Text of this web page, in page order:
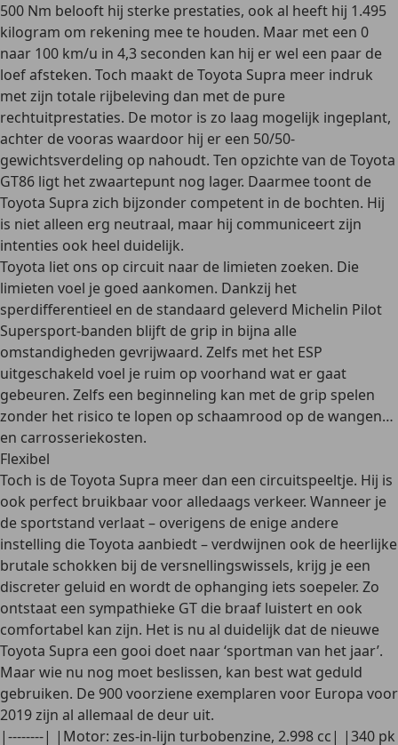
500 Nm belooft hij sterke prestaties, ook al heeft hij 1.495
kilogram om rekening mee te houden. Maar met een 0
naar 100 km/u in 4,3 seconden kan hij er wel een paar de
loef afsteken. Toch maakt de Toyota Supra meer indruk
met zijn totale rijbeleving dan met de pure
rechtuitprestaties. De motor is zo laag mogelijk ingeplant,
achter de vooras waardoor hij er een 50/50-
gewichtsverdeling op nahoudt. Ten opzichte van de Toyota
GT86 ligt het zwaartepunt nog lager. Daarmee toont de
Toyota Supra zich bijzonder competent in de bochten. Hij
is niet alleen erg neutraal, maar hij communiceert zijn
intenties ook heel duidelijk.
Toyota liet ons op circuit naar de limieten zoeken. Die
limieten voel je goed aankomen. Dankzij het
sperdifferentieel en de standaard geleverd Michelin Pilot
Supersport-banden blijft de grip in bijna alle
omstandigheden gevrijwaard. Zelfs met het ESP
uitgeschakeld voel je ruim op voorhand wat er gaat
gebeuren. Zelfs een beginneling kan met de grip spelen
zonder het risico te lopen op schaamrood op de wangen…
en carrosseriekosten.
Flexibel
Toch is de Toyota Supra meer dan een circuitspeeltje. Hij is
ook perfect bruikbaar voor alledaags verkeer. Wanneer je
de sportstand verlaat – overigens de enige andere
instelling die Toyota aanbiedt – verdwijnen ook de heerlijke
brutale schokken bij de versnellingswissels, krijg je een
discreter geluid en wordt de ophanging iets soepeler. Zo
ontstaat een sympathieke GT die braaf luistert en ook
comfortabel kan zijn. Het is nu al duidelijk dat de nieuwe
Toyota Supra een gooi doet naar ‘sportman van het jaar’.
Maar wie nu nog moet beslissen, kan best wat geduld
gebruiken. De 900 voorziene exemplaren voor Europa voor
2019 zijn al allemaal de deur uit.
|--------| |Motor: zes-in-lijn turbobenzine, 2.998 cc| |340 pk